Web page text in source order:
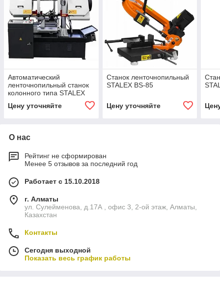
Автоматический
ленточнопильный станок
колонного типа STALEX
Цену уточняйте
Станок ленточнопильный
STALEX BS-85
Цену уточняйте
О нас
Рейтинг не сформирован
Менее 5 отзывов за последний год
Работает с 15.10.2018
г. Алматы
ул. Сулейменова, д.17А , офис 3, 2-ой этаж, Алматы,
Казахстан
Контакты
Сегодня выходной
Показать весь график работы